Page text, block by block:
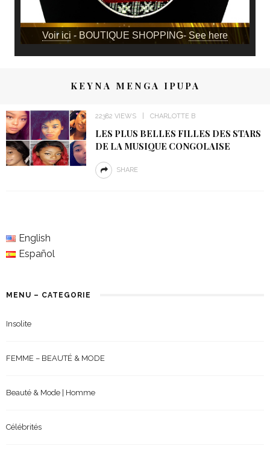
Voir ici - BOUTIQUE SHOPPING- See here
KEYNA MENGA IPUPA
22382 VIEWS CHARLOTTE B
LES PLUS BELLES FILLES DES STARS
DE LA MUSIQUE CONGOLAISE
SHARE
English
Español
MENU – CATEGORIE
Insolite
FEMME – BEAUTÉ & MODE
Beauté & Mode | Homme
Célébrités